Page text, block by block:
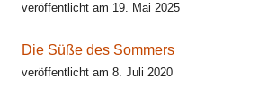
veröffentlicht am 19. Mai 2025
Die Süße des Sommers
veröffentlicht am 8. Juli 2020